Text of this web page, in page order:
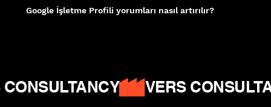
Google İşletme Profili yorumları nasıl artırılır?
CONSULTANCY